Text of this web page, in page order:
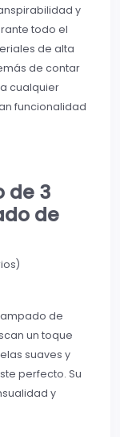
y
todo el
de alta
de contar
cualquier
funcionalidad
de 3
de
de
un toque
suaves y
perfecto. Su
y